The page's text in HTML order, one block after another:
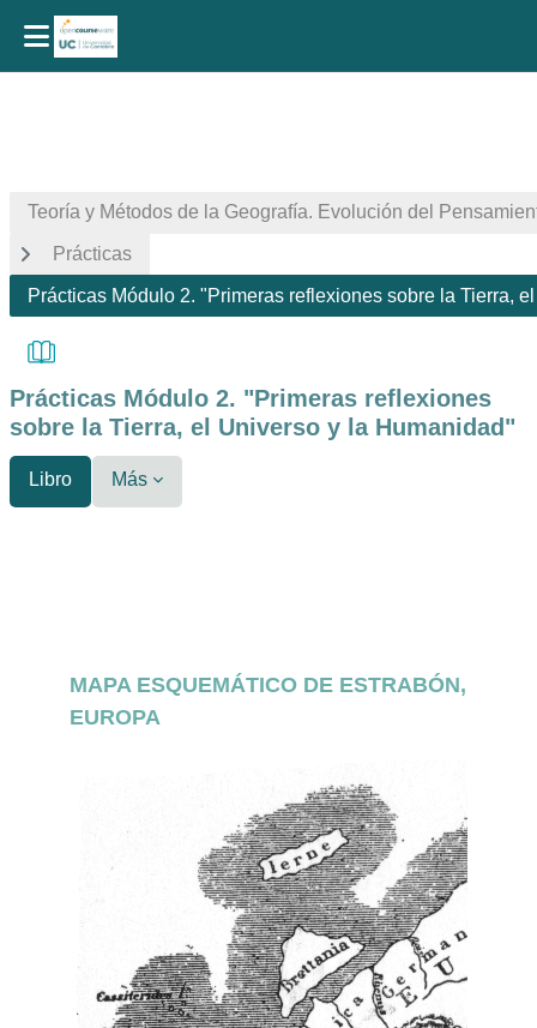
Teoría y Métodos de la Geografía. Evolución del
Prácticas
Prácticas Módulo 2. "Primeras reflexiones sobre la Tierra,
Prácticas Módulo 2. "Primeras reflexiones
sobre la Tierra, el Universo y la Humanidad"
Libro Más
MAPA ESQUEMÁTICO DE ESTRABÓN,
EUROPA